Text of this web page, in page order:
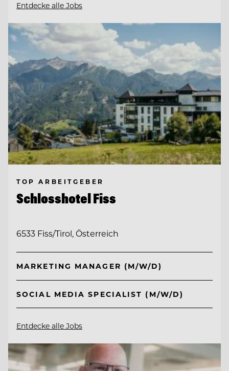
Entdecke alle Jobs
TOP ARBEITGEBER
Schlosshotel Fiss
6533 Fiss/Tirol, Österreich
MARKETING MANAGER (M/W/D)
SOCIAL MEDIA SPECIALIST (M/W/D)
Entdecke alle Jobs